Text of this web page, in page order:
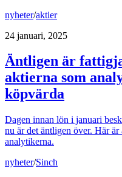
nyheter/aktier
24 januari, 2025
Äntligen är
aktierna som
köpvärda
Dagen innan lön i januari
nu är det äntligen över. Här
analytikerna.
nyheter/Sinch